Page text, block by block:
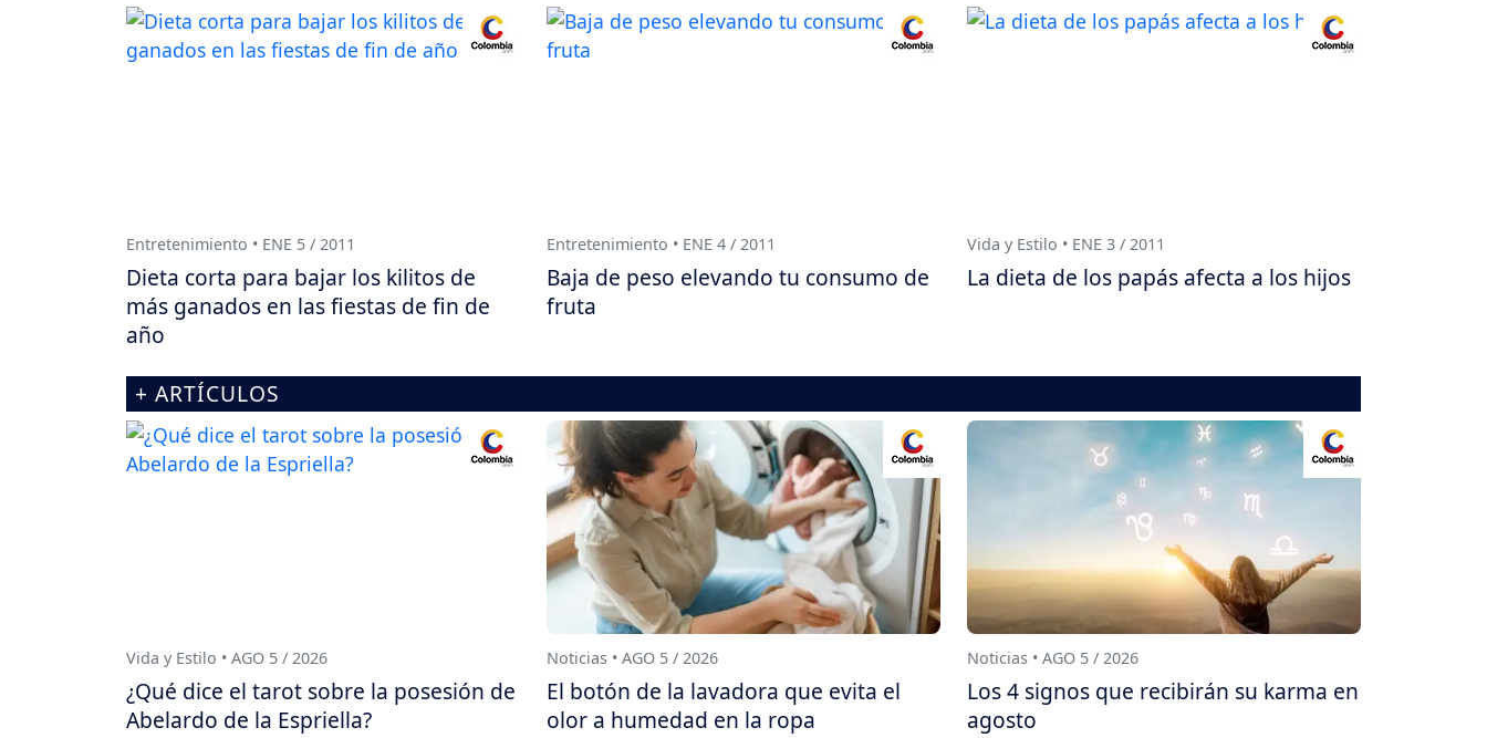
Entretenimiento • ENE 5 / 2011
Dieta corta para bajar los kilitos de
más ganados en las fiestas de fin de
año
Entretenimiento • ENE 4 / 2011
Baja de peso elevando tu consumo de
fruta
Vida y Estilo • ENE 3 / 2011
La dieta de los papás afecta a los hijos
+ ARTÍCULOS
Vida y Estilo • AGO 5 / 2026
¿Qué dice el tarot sobre la posesión de
Abelardo de la Espriella?
Noticias • AGO 5 / 2026
El botón de la lavadora que evita el
olor a humedad en la ropa
Noticias • AGO 5 / 2026
Los 4 signos que recibirán su karma en
agosto